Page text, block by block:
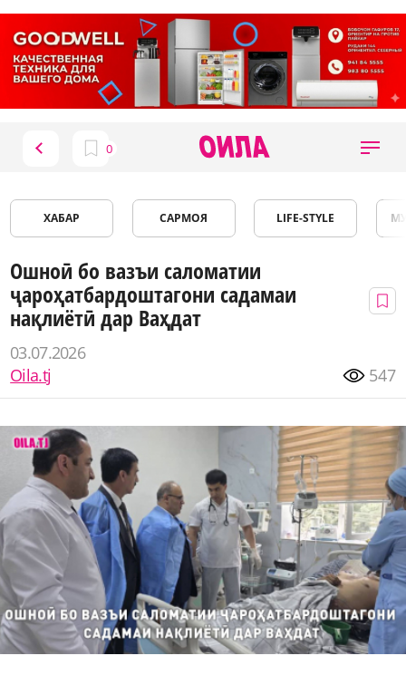
ХАБАР САРМОЯ LIFE-STYLE
Ошноӣ бо вазъи саломатии
ҷароҳатбардоштагони садамаи
нақлиётӣ дар Ваҳдат
03.07.2026
Oila.tj
547